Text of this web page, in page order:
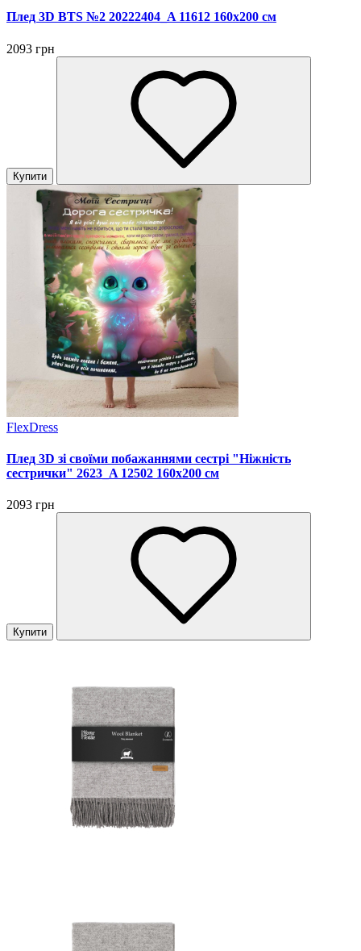
Плед 3D BTS №2 20222404_A 11612 160х200 см
2093 грн
Купити
FlexDress
Плед 3D зі своїми побажаннями сестрі "Ніжність
сестрички" 2623_A 12502 160х200 см
2093 грн
Купити